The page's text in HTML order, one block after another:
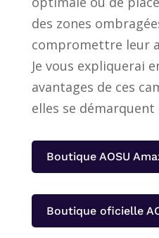
des zones
compromettre leur
Je vous expliquerai
avantages de ces
elles se
Boutique AOSU
Boutique oficielle